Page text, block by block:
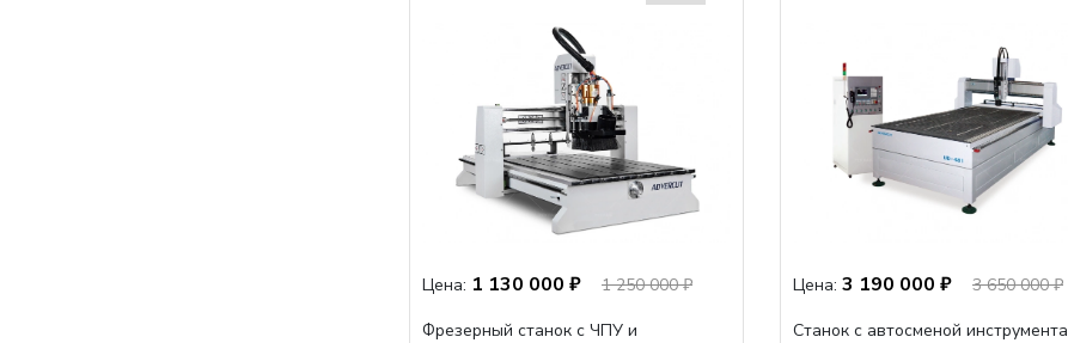
Цена: 1 130 000 ₽
1 250 000 ₽
Фрезерный станок с ЧПУ и
Цена: 3 190 000 ₽
3 650 000 ₽
Станок с автосменой инструмента